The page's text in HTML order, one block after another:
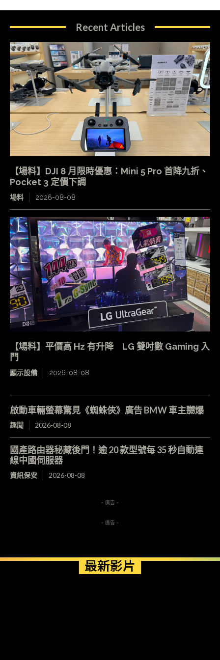
Recent Articles
【場料】DJI 8 月限時優惠：Mini 5 Pro 首降九折、
Pocket 3 定價下調
場料 2026-08-08
【場料】平價高 Hz 有升降 LG 雙吋數 Gaming 入
門
顯示設備 2026-08-08
啟動車輛螢幕驚見《蜘蛛俠》廣告 BMW 車主嬲爆
趣聞 2026-08-08
國產路由器秘藏後門！逾 20 款型號每 35 秒自動連
線中國伺服器
資訊保安 2026-08-08
- 廣告 -
- 廣告 -
最新影片